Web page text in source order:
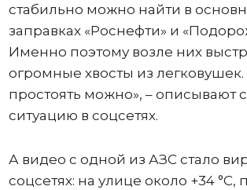
стабильно можно найти в
заправках «Роснефти» и
Именно поэтому возле них
огромные хвосты из легковушек.
простоять можно», –
ситуацию в соцсетях.
А видео с одной из АЗС стало
соцсетях: на улице около +34 °C,